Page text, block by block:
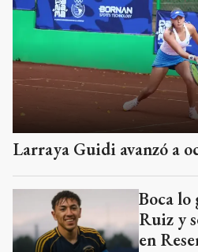
Larraya Guidi avanzó a
Boca lo
Ruiz y
en